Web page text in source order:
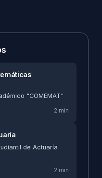
"COMEMAT"
2 min
de Actuaría
2 min